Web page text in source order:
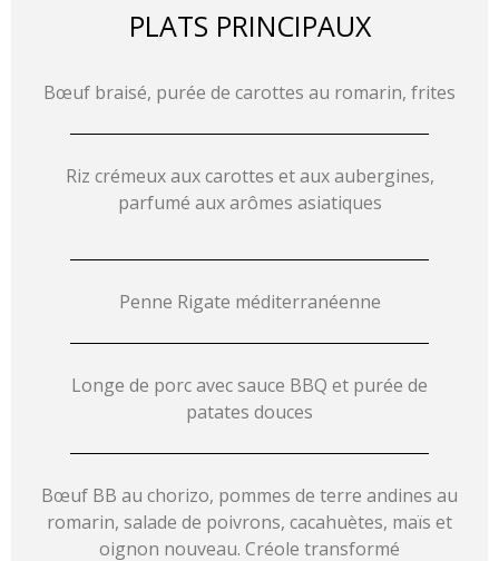
PLATS PRINCIPAUX
Bœuf braisé, purée de carottes au romarin, frites
Riz crémeux aux carottes et aux aubergines,
parfumé aux arômes asiatiques
Penne Rigate méditerranéenne
Longe de porc avec sauce BBQ et purée de
patates douces
Bœuf BB au chorizo, pommes de terre andines au
romarin, salade de poivrons, cacahuètes, maïs et
oignon nouveau. Créole transformé